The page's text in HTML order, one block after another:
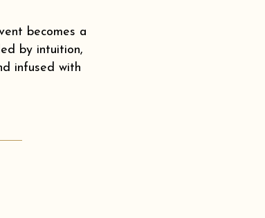
becomes a
by intuition,
infused with